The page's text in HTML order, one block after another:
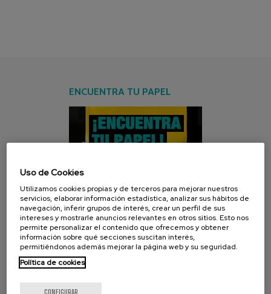
ENCUENTRA TU PAPEL
CAMPAÑA ACTUAL
Uso de Cookies
Utilizamos cookies propias y de terceros para mejorar nuestros
servicios, elaborar información estadística, analizar sus hábitos de
navegación, inferir grupos de interés, crear un perfil de sus
intereses y mostrarle anuncios relevantes en otros sitios. Esto nos
permite personalizar el contenido que ofrecemos y obtener
información sobre qué secciones suscitan interés,
permitiéndonos además mejorar la página web y su seguridad.
Política de cookies
CONFIGURAR